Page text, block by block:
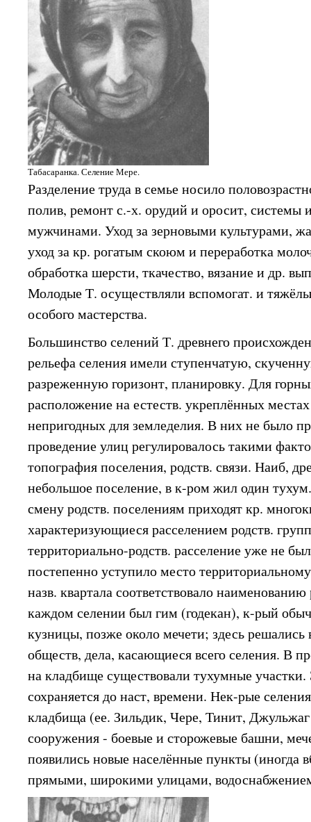
Табасаранка. Селение Мере.
Разделение труда в семье носило
полив, ремонт с.-х. орудий и оросит, системы
мужчинами. Уход за зерновыми культурами,
уход за кр. рогатым скоюм и переработка
обработка шерсти, ткачество, вязание и др.
Молодые Т. осуществляли вспомогат. и
особого мастерства.
Большинство селений Т. древнего
рельефа селения имели ступенчатую,
разреженную горизонт, планировку. Для
расположение на естеств. укреплённых
непригодных для земледелия. В них не было
проведение улиц регулировалось такими
топография поселения, родств. связи. Наиб,
небольшое поселение, в к-ром жил один
смену родств. поселениям приходят кр.
характеризующиеся расселением родств.
территориально-родств. расселение уже не
постепенно уступило место
назв. квартала соответствовало
каждом селении был гим (годекан), к-рый
кузницы, позже около мечети; здесь
обществ, дела, касающиеся всего селения. В
на кладбище существовали тухумные участки.
сохраняется до наст, времени. Нек-рые
кладбища (ее. Зильдик, Чере, Тинит,
сооружения - боевые и сторожевые башни,
появились новые населённые пункты (иногда
прямыми, широкими улицами,